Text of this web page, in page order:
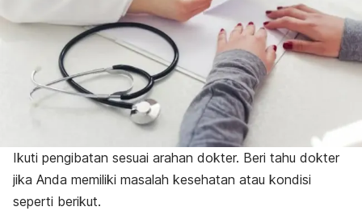
Ikuti pengibatan sesuai arahan dokter. Beri tahu dokter
jika Anda memiliki masalah kesehatan atau kondisi
seperti berikut.